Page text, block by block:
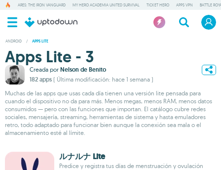
ARES: THE IRON VANGUARD MY HERO ACADEMIA UNITED SURVIVAL TICKET HERO APPS VPN BATTLE
ANDROID / APPS LITE
Apps Lite - 3
Creada por Nelson de Benito
182 apps ( Última modificación: hace 1 semana )
Muchas de las apps que usas cada día tienen una versión lite pensada para
cuando el dispositivo no da para más. Menos megas, menos RAM, menos datos
consumidos — pero con las funciones que importan. El catálogo cubre redes
sociales, mensajería, streaming, herramientas de sistema y hasta emuladores
retro, todo adaptado para funcionar bien aunque la conexión sea mala o el
almacenamiento esté al límite.
ルナルナ Lite
Predice y registra tus días de menstruación y ovulación